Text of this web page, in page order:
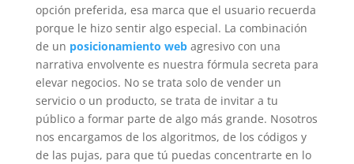
opción preferida, esa marca que el usuario recuerda
porque le hizo sentir algo especial. La combinación
de un posicionamiento webagresivo con una
narrativa envolvente es nuestra fórmula secreta para
elevar negocios. No se trata solo de vender un
servicio o un producto, se trata de invitar a tu
público a formar parte de algo más grande. Nosotros
nos encargamos de los algoritmos, de los códigos y
de las pujas, para que tú puedas concentrarte en lo